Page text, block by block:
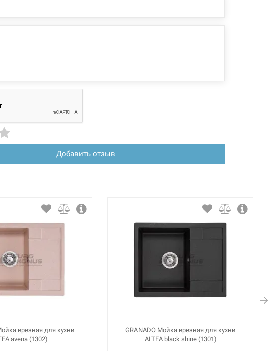
Добавить отзыв
врезная для кухни
avena (1302)
GRANADO Мойка врезная для кухни
ALTEA black shine (1301)